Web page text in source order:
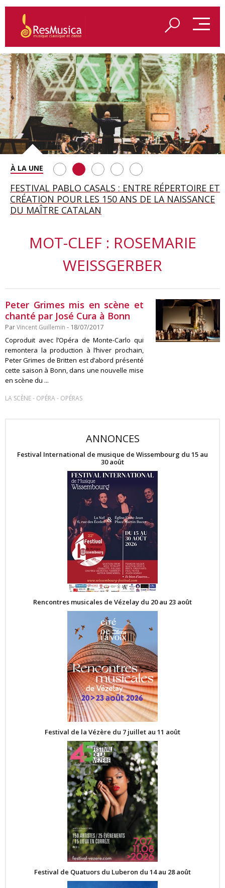
SAINT FRANÇOIS D’ASSISE À SALZBOURG, UNE
SOIRÉE IMMENSE PORTÉE PAR ROMEO
CASTELLUCCI ET MAXIME PASCAL
FESTIVAL PABLO CASALS : ENTRE RÉPERTOIRE ET
CRÉATION POUR LES 150 ANS DE LA NAISSANCE
DU MAÎTRE CATALAN
A BAYREUTH, LE 150E ANNIVERSAIRE DU RING
WAGNÉRIEN GÉNÉRÉ PAR L’IA
BETSY JOLAS FÊTE SON CENTIÈME
ANNIVERSAIRE
GEORGE BENJAMIN : « MES PARENTS AVAIENT
CETTE EXIGENCE DE L’OBJET CISELÉ »
MOT-CLEF : ROSEMARIE
WEISSGERBER
Peter Grimes mis en scène et
chanté par José Cura à Bonn
ParVincent Guillemin - 18/07/2017
Coproduit avec l’Opéra de Monte-Carlo qui
remontera la production à l’hiver prochain,
Peter Grimes de Britten est d’abord présenté
cette saison à Bonn, dans une nouvelle mise
en scène du ...
LA SCÈNE- OPÉRA- OPÉRAS
ANNONCES
Festival International de musique de Wissembourg du 15 au
30 août
Rencontres musicales de Vézelay du 20 au 23 août
Festival de la Vézère du 7 juillet au 11 août
Festival de Quatuors du Luberon du 14 au 28 août